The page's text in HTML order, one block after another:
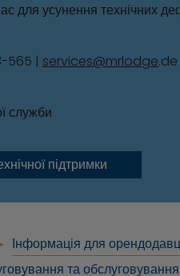
для усунення технічних
565 | services@mrlodge.de
служби
підтримки
Інформація для
та обслуговування